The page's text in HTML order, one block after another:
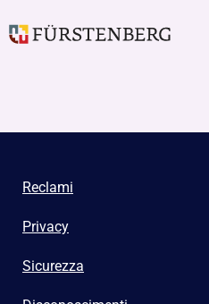
Reclami
Privacy
Sicurezza